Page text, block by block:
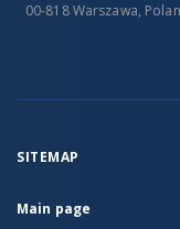
00-818 Warszawa,
SITEMAP
Main page